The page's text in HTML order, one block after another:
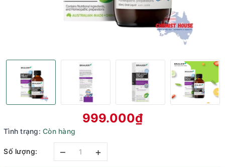
999.000₫
Tình trạng: Còn hàng
Số lượng: – +